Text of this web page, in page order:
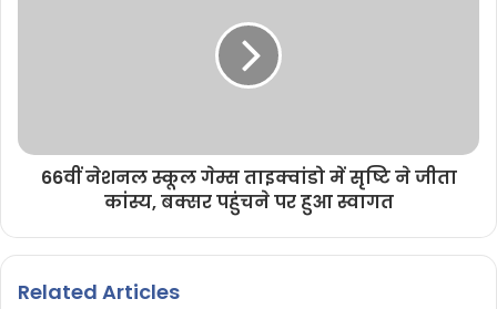
66वीं नेशनल स्कूल गेम्स ताइक्वांडो में सृष्टि ने जीता
कांस्य, बक्सर पहुंचने पर हुआ स्वागत
Related Articles